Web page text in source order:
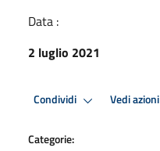
Data :
2 luglio 2021
Condividi Vedi azioni
Categorie: